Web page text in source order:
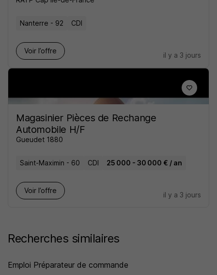
Nanterre - 92 CDI
Voir l’offre
il y a 3 jours
Magasinier Pièces de Rechange
Automobile H/F
Gueudet 1880
Saint-Maximin - 60 CDI 25 000 - 30 000 € / an
Voir l’offre
il y a 3 jours
Recherches similaires
Emploi Préparateur de commande